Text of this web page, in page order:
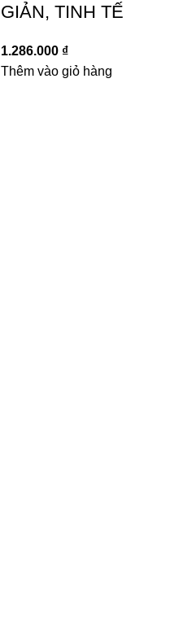
GIẢN, TINH TẾ
1.286.000 ₫
Thêm vào giỏ hàng